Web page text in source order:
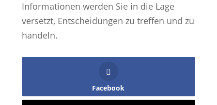
Informationen werden Sie in die Lage
versetzt, Entscheidungen zu treffen und zu
handeln.
Facebook